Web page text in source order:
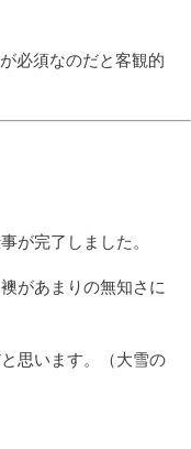
必須なのだと客観的
が完了しました。
があまりの無知さに
思います。（大雪の